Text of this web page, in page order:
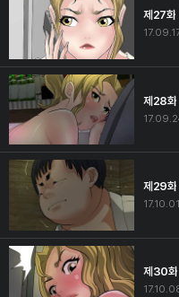
제27화
제28화
제29화
17.10.01
제30화